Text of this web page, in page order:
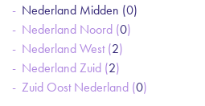
Nederland Midden (0)
Nederland Noord (0)
Nederland West (2)
Nederland Zuid (2)
Zuid Oost Nederland (0)